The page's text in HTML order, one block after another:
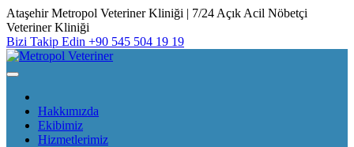
Skip
to
content
Ataşehir Metropol Veteriner Kliniği | 7/24 Açık Acil Nöbetçi
Veteriner Kliniği
Bizi Takip Edin +90 545 504 19 19
Hakkımızda
Ekibimiz
Hizmetlerimiz